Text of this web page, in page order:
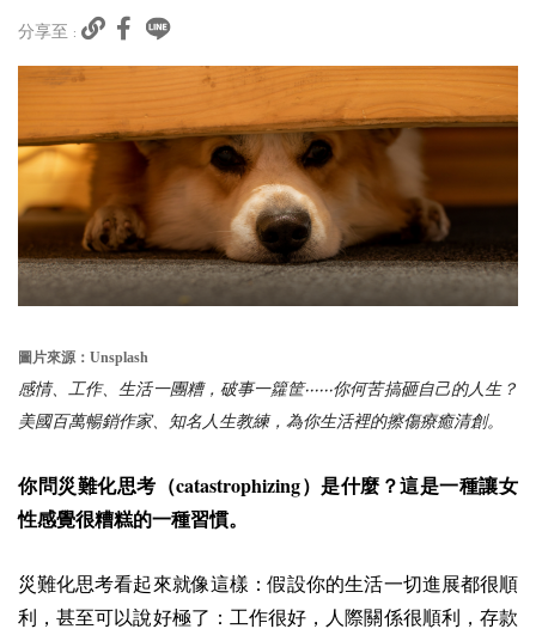
關於我們
分享至 :
圖片來源：Unsplash
感情、工作、生活一團糟，破事一籮筐‧‧‧‧‧‧你何苦搞砸自己的人生？
美國百萬暢銷作家、知名人生教練，為你生活裡的擦傷療癒清創。
你問災難化思考（catastrophizing）是什麼？這是一種讓女
性感覺很糟糕的一種習慣。
災難化思考看起來就像這樣：假設你的生活一切進展都很順
利，甚至可以說好極了：工作很好，人際關係很順利，存款